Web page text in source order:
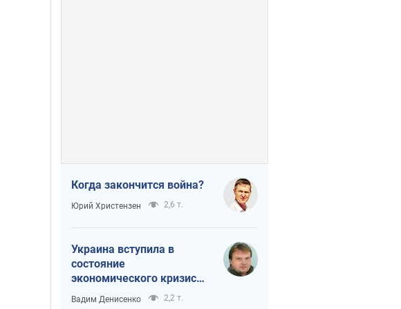
Когда закончится война?
Юрий Христензен 2,6 т.
Украина вступила в
состояние
экономического кризиса.
Есть ли свет в конце
Вадим Денисенко 2,2 т.